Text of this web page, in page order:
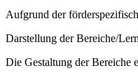
Aufgrund der
Darstellung der Bereiche/
Die Gestaltung der Bereiche